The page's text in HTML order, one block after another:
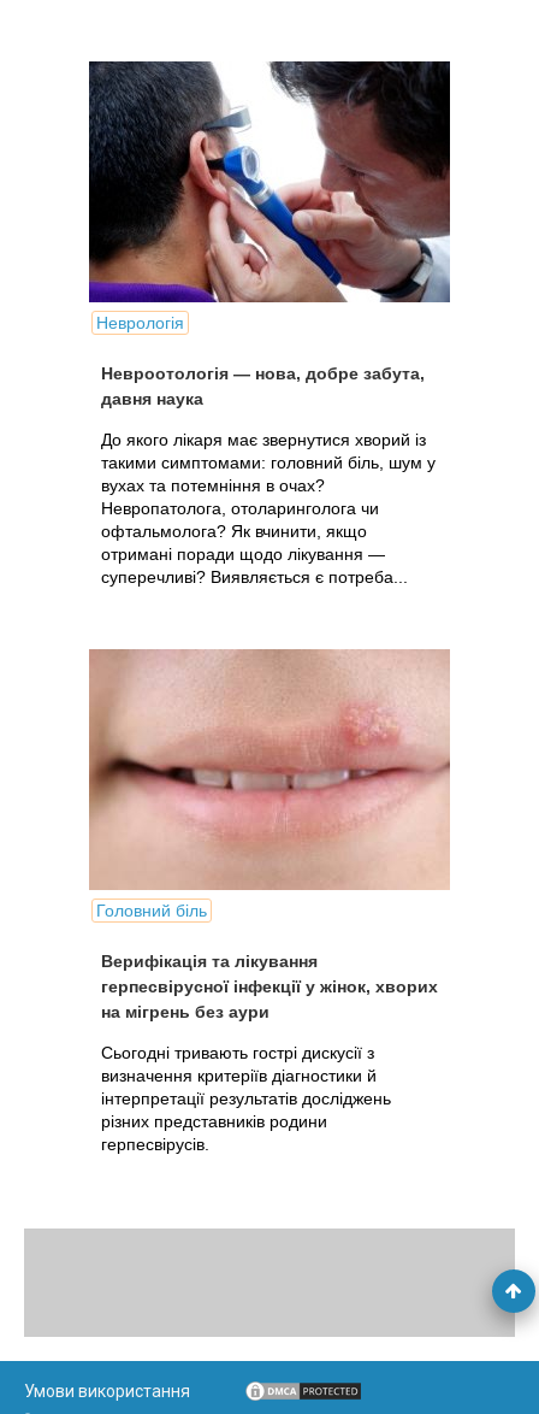
Неврологія
Невроотологія — нова, добре забута,
давня наука
До якого лікаря має звернутися хворий із
такими симптомами: головний біль, шум у
вухах та потемніння в очах?
Невропатолога, отоларинголога чи
офтальмолога? Як вчинити, якщо
отримані поради щодо лікування —
суперечливі? Виявляється є потреба...
Головний біль
Верифікація та лікування
герпесвірусної інфекції у жінок, хворих
на мігрень без аури
Сьогодні тривають гострі дискусії з
визначення критеріїв діагностики й
інтерпретації результатів досліджень
різних представників родини
герпесвірусів.
Умови використання